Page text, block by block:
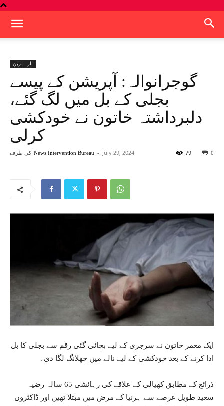
تازہ ترین
گوجرانوالہ: آپریشن کے پیسے
بجلی کے بل میں لگ گئے،
دلبرداشتہ خاتون نے خودکشی
کرلی
کی طرف News Intervention Bureau - July 29, 2024 0
79
ایک معمر خاتون نے سرجری کے لیے بچائی گئی رقم سے بجلی کا بل
ادا کرنے کے بعد خودکشی کے لیے نالے میں چھلانگ لگا دی۔
ذرائع کے مطابق کھیالی کے علاقے کی رہائشی 65 سالہ رضیہ
سعید طویل عرصے سے ہرنیا کے مرض میں مبتلا تھیں اور ڈاکٹروں